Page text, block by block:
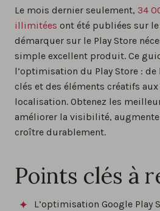
Le mois dernier seulement, 34
illimitées ont été publiées sur le
démarquer sur le Play Store
simple excellent produit. Ce
l’optimisation du Play Store :
clés et des éléments créatifs
localisation. Obtenez les
améliorer la visibilité,
croître durablement.
Points clés à
L’optimisation Google Play